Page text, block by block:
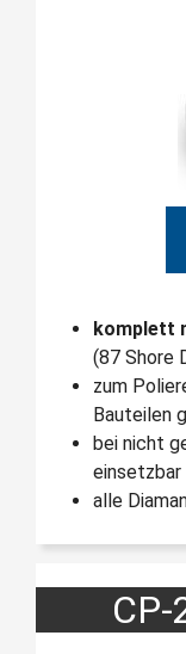
komplett
(87 Shore
zum
Bauteilen
bei nicht
einsetzbar
alle